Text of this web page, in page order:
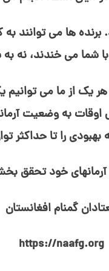
ها می⁯ توانند به
شما می⁯ خندند، نه
یک از ما می⁯
اوقات به وضعیت
را تا حداکثر
خود تحقق
گمنام افغانستان
https://naafg.org